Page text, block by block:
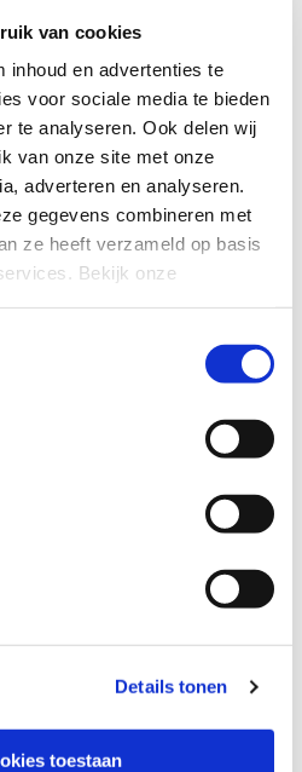
van cookies
inhoud en advertenties te
voor sociale media te bieden
te analyseren. Ook delen wij
van onze site met onze
adverteren en analyseren.
gegevens combineren met
ze heeft verzameld op basis
Bekijk onze
Details tonen
toestaan
details in accordance